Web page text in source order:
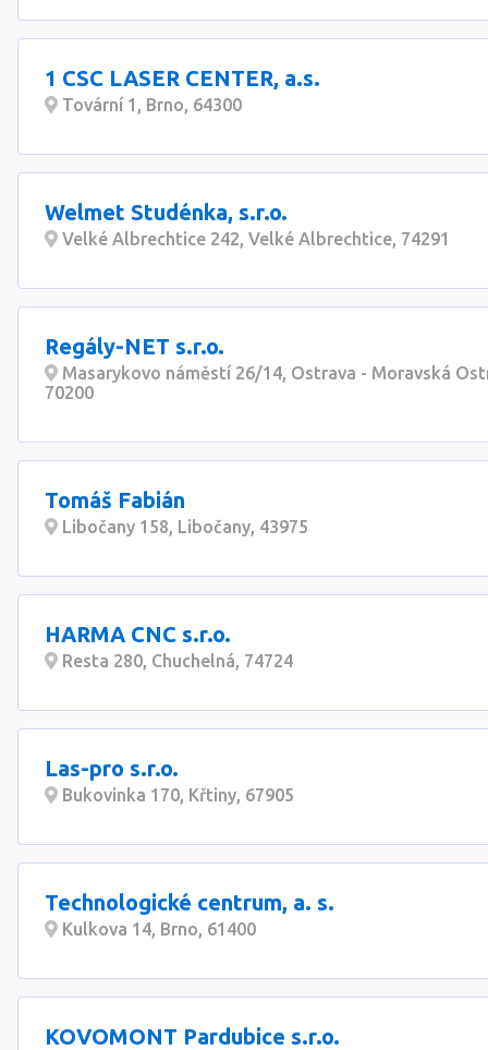
1 CSC LASER CENTER, a.s.
Tovární 1, Brno, 64300
Welmet Studénka, s.r.o.
Velké Albrechtice 242, Velké Albrechtice, 74291
Regály-NET s.r.o.
Masarykovo náměstí 26/14, Ostrava - Moravská
70200
Tomáš Fabián
Libočany 158, Libočany, 43975
HARMA CNC s.r.o.
Resta 280, Chuchelná, 74724
Las-pro s.r.o.
Bukovinka 170, Křtiny, 67905
Technologické centrum, a. s.
Kulkova 14, Brno, 61400
KOVOMONT Pardubice s.r.o.